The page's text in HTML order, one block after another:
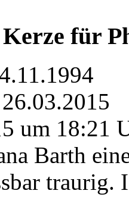
Kerze für
um 18:21
Barth